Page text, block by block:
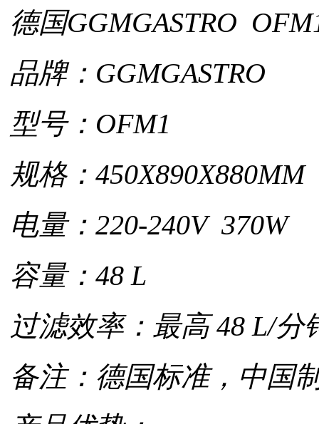
德国GGMGASTRO
品牌：GGMGASTRO
型号：OFM1
规格：450X890X880MM
电量：220-240V 370W
容量：48 L
过滤效率：最高 48 L/分
备注：德国标准，中国